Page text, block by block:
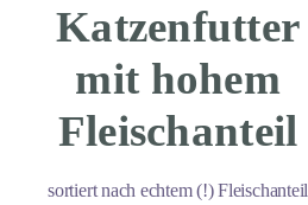
Katzenfutter
mit hohem
Fleischanteil
sortiert nach echtem (!) Fleischanteil